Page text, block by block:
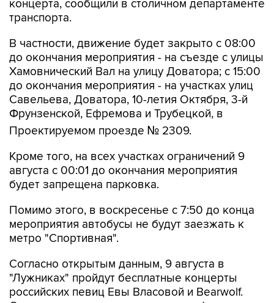
В частности, движение будет закрыто с 08:00
Хамовнический Вал на улицу Доватора; с 15:00
до окончания мероприятия - на участках улиц
Савельева, Доватора, 10-летия Октября, 3-й
Фрунзенской, Ефремова и Трубецкой, в
Проектируемом проезде № 2309.
Кроме того, на всех участках ограничений 9
будет запрещена парковка.
Помимо этого, в воскресенье с 7:50 до конца
метро "Спортивная".
Согласно открытым данным, 9 августа в
российских певиц Евы Власовой и Bearwolf.
Они являются частью спортивного фестиваля
и фестиваля спортивных единоборств.